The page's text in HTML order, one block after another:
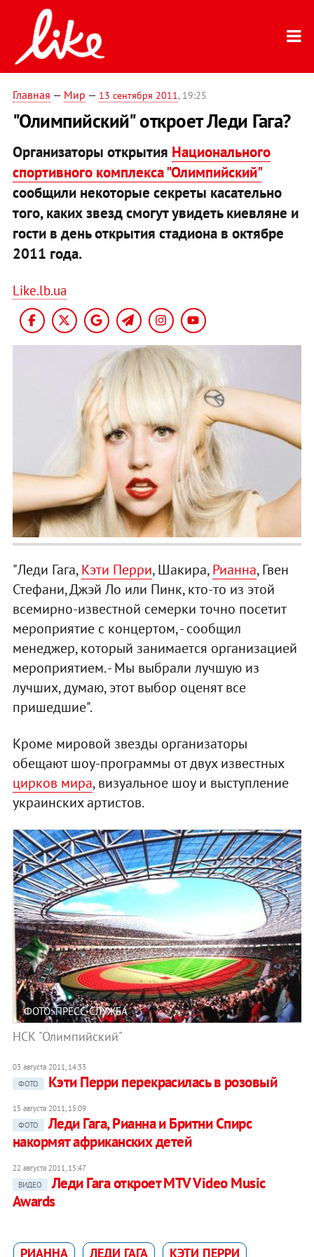
Главная — Мир — 13 сентября 2011, 19:25
"Олимпийский" откроет Леди Гага?
Организаторы открытия Национального
спортивного комплекса "Олимпийский"
сообщили некоторые секреты касательно
того, каких звезд смогут увидеть киевляне и
гости в день открытия стадиона в октябре
2011 года.
Like.lb.ua
"Леди Гага,Кэти Перри, Шакира,Рианна, Гвен
Стефани, Джэй Ло или Пинк, кто-то из этой
всемирно-известной семерки точно посетит
мероприятие с концертом, - сообщил
менеджер, который занимается организацией
мероприятием. - Мы выбрали лучшую из
лучших, думаю, этот выбор оценят все
пришедшие".
Кроме мировой звезды организаторы
обещают шоу-программы от двух известных
цирков мира, визуальное шоу и выступление
украинских артистов.
ФОТО: ПРЕСС-СЛУЖБА
НСК "Олимпийский"
03 августа 2011, 14:33
ФОТО
Кэти Перри перекрасилась в розовый
15 августа 2011, 15:09
ФОТО
Леди Гага, Рианна и Бритни Спирс
накормят африканских детей
22 августа 2011, 15:47
ВИДЕО
Леди Гага откроет MTV Video Music
Awards
РИАННА ЛЕДИ ГАГА КЭТИ ПЕРРИ